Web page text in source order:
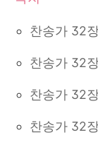
찬송가 32
찬송가 32
찬송가 32
찬송가 32